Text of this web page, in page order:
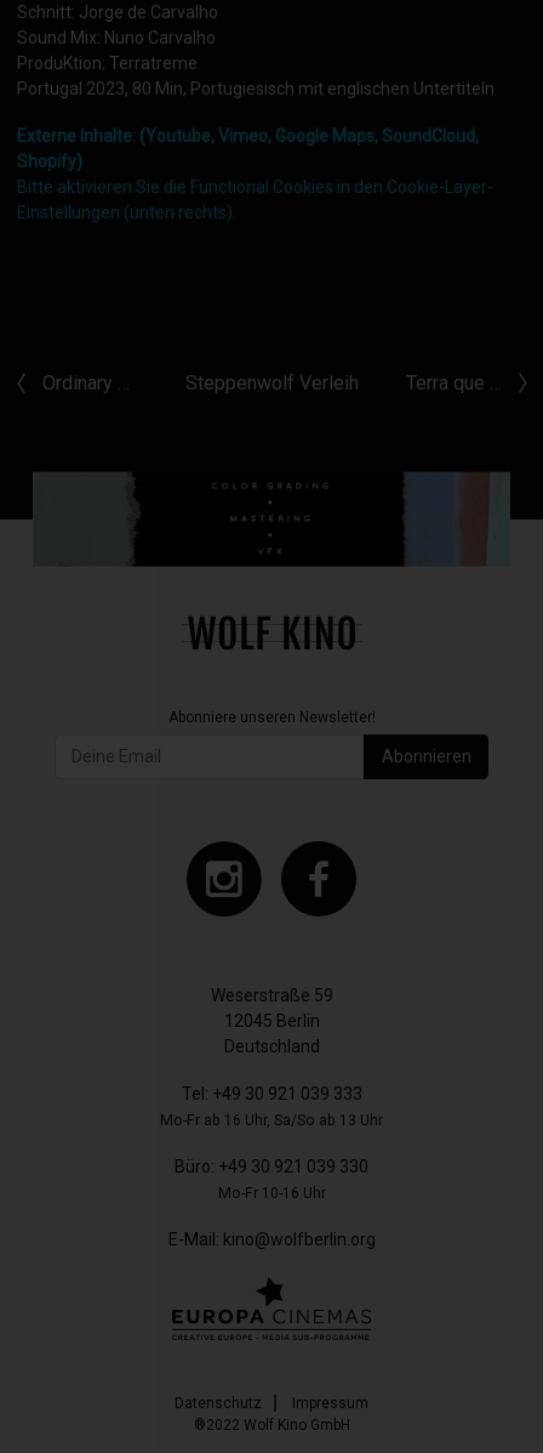
Schnitt: Jorge de Carvalho
Sound Mix: Nuno Carvalho
ProduKtion: Terratreme
Portugal 2023, 80 Min, Portugiesisch mit englischen Untertiteln
Externe Inhalte: (Youtube, Vimeo, Google Maps, SoundCloud,
Shopify)
Bitte aktivieren Sie die Functional Cookies in den Cookie-Layer-
Einstellungen (unten rechts).
Ordinary … Steppenwolf Verleih Terra que …
Weserstraße 59
12045 Berlin
Deutschland
Tel: +49 30 921 039 333
Mo-Fr ab 16 Uhr, Sa/So ab 13 Uhr
Büro: +49 30 921 039 330
Mo-Fr 10-16 Uhr
E-Mail: kino@wolfberlin.org
Datenschutz
Impressum
®2022 Wolf Kino GmbH
Abonniere unseren Newsletter!
Abonnieren